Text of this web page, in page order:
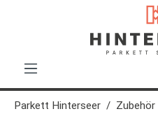
Parkett Hinterseer Zubehör